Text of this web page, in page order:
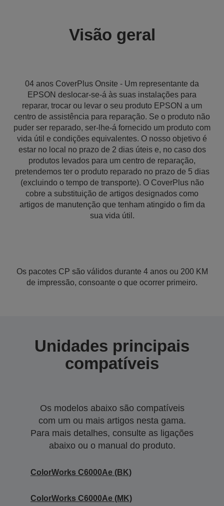
Visão geral
04 anos CoverPlus Onsite - Um representante da
EPSON deslocar-se-á às suas instalações para
reparar, trocar ou levar o seu produto EPSON a um
centro de assistência para reparação. Se o produto não
puder ser reparado, ser-lhe-á fornecido um produto com
vida útil e condições equivalentes. O nosso objetivo é
estar no local no prazo de 2 dias úteis e, no caso dos
produtos levados para um centro de reparação,
pretendemos ter o produto reparado no prazo de 5 dias
(excluindo o tempo de transporte). O CoverPlus não
cobre a substituição de artigos designados como
artigos de manutenção que tenham atingido o fim da
sua vida útil.
Os pacotes CP são válidos durante 4 anos ou 200 KM
de impressão, consoante o que ocorrer primeiro.
Unidades principais
compatíveis
Os modelos abaixo são compatíveis
com um ou mais artigos nesta gama.
Para mais detalhes, consulte as ligações
abaixo ou o manual do produto.
ColorWorks C6000Ae (BK)
ColorWorks C6000Ae (MK)